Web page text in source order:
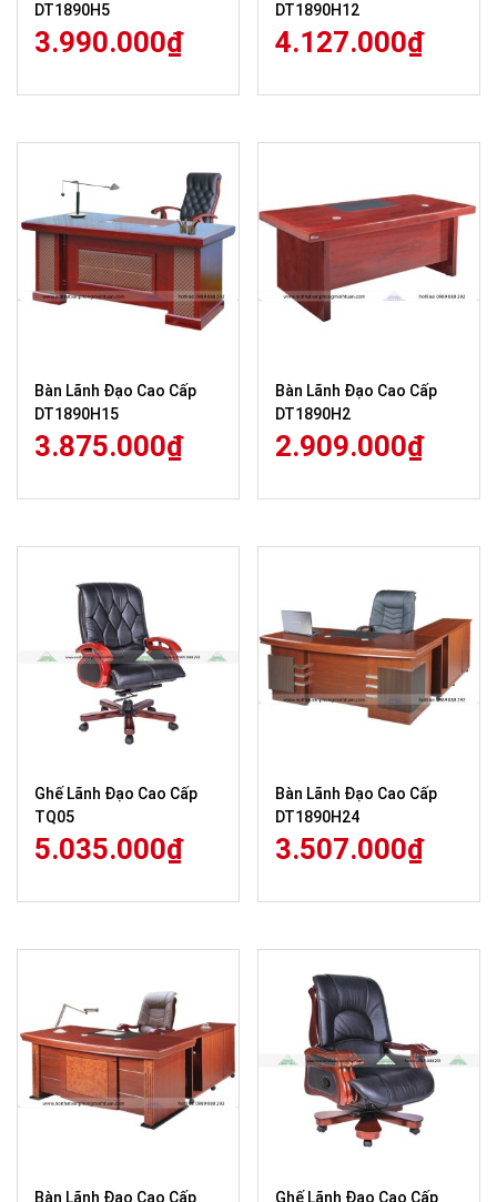
DT1890H5
3.990.000₫
DT1890H12
4.127.000₫
Bàn Lãnh Đạo Cao Cấp
DT1890H15
3.875.000₫
Bàn Lãnh Đạo Cao Cấp
DT1890H2
2.909.000₫
Ghế Lãnh Đạo Cao Cấp
TQ05
5.035.000₫
Bàn Lãnh Đạo Cao Cấp
DT1890H24
3.507.000₫
Bàn Lãnh Đạo Cao Cấp Ghế Lãnh Đạo Cao Cấp